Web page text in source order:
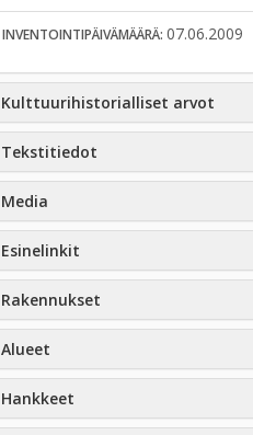
INVENTOINTIPÄIVÄMÄÄRÄ: 07.06.2009
Kulttuurihistorialliset arvot
Tekstitiedot
Media
Esinelinkit
Rakennukset
Alueet
Hankkeet